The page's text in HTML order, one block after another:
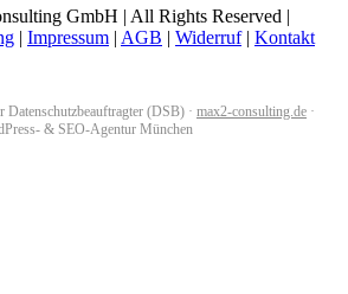
GmbH | All Rights Reserved |
| Impressum | AGB | Widerruf| Kontakt
Datenschutzbeauftragter (DSB) · max2-consulting.de ·
& SEO-Agentur München